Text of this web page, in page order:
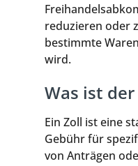
reduzieren oder
bestimmte
wird.
Was ist
Ein Zoll ist eine
Gebühr für
von Anträgen